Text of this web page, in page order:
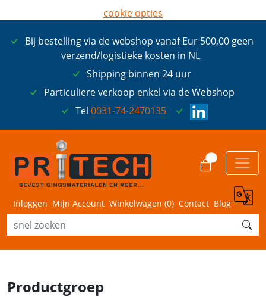
Bij bestelling via de webshop vanaf Eur 500,00 geen
verzend/logistieke kosten in NL
Shipping binnen 24 uur
Particuliere verkoop enkel via de Webshop
Tel 0031-74-2470135
Inloggen Mijn Account Winkelwagen (0) Contact Blog
Productgroep
cookie opties
ik ga akkoord met cookies